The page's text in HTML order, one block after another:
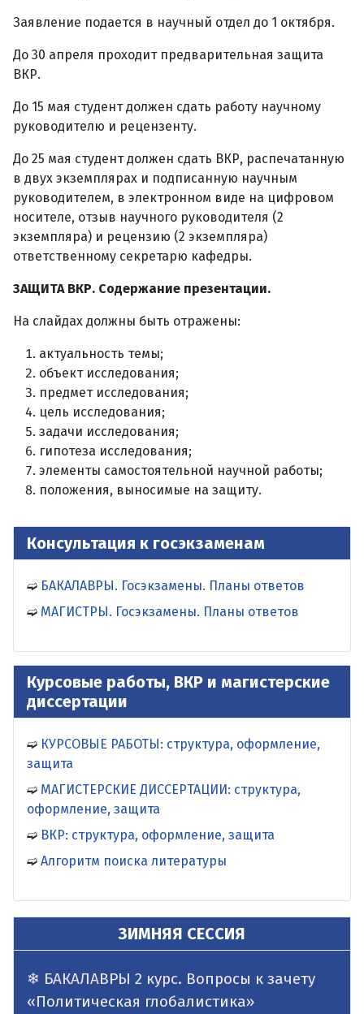
Консультация к госэкзаменам
БАКАЛАВРЫ. Госэкзамены. Планы ответов
МАГИСТРЫ. Госэкзамены. Планы ответов
Курсовые работы, ВКР и магистерские
диссертации
КУРСОВЫЕ РАБОТЫ: структура, оформление,
защита
МАГИСТЕРСКИЕ ДИССЕРТАЦИИ: структура,
оформление, защита
ВКР: структура, оформление, защита
Алгоритм поиска литературы
ЗИМНЯЯ СЕССИЯ
БАКАЛАВРЫ 2 курс. Вопросы к зачету
«Политическая глобалистика»
Заявление подается в научный отдел до 1 октября.
До 30 апреля проходит предварительная защита
ВКР.
До 15 мая студент должен сдать работу научному
руководителю и рецензенту.
До 25 мая студент должен сдать ВКР, распечатанную
в двух экземплярах и подписанную научным
руководителем, в электронном виде на цифровом
носителе, отзыв научного руководителя (2
экземпляра) и рецензию (2 экземпляра)
ответственному секретарю кафедры.
ЗАЩИТА ВКР. Содержание презентации.
На слайдах должны быть отражены:
актуальность темы;
объект исследования;
предмет исследования;
цель исследования;
задачи исследования;
гипотеза исследования;
элементы самостоятельной научной работы;
положения, выносимые на защиту.